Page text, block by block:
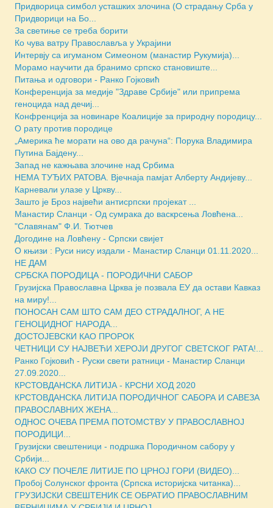
Придворица симбол усташких злочина (О страдању Срба у
Придворици на Бо...
За светиње се треба борити
Ко чува ватру Православља у Украјини
Интервју са игуманом Симеоном (манастир Рукумија)...
Морамо научити да бранимо српско становиште...
Питања и одговори - Ранко Гојковић
Конференција за медије "Здраве Србије" или припрема
геноцида над дечиј...
Конфренција за новинаре Коалиције за природну породицу...
О рату против породице
„Америка ће морати на ово да рачуна“: Порука Владимира
Путина Бајдену...
Запад не кажњава злочине над Србима
НЕМА ТУЂИХ РАТОВА. Вјечнаја памјат Алберту Андијеву...
Карневали улазе у Цркву...
Зашто је Броз највећи антисрпски пројекат ...
Манастир Сланци - Од сумрака до васкрсења Ловћена...
"Славянам" Ф.И. Тютчев
Догодине на Ловћену - Српски свијет
О књизи : Руси нису издали - Манастир Сланци 01.11.2020...
НЕ ДАМ
СРБСКА ПОРОДИЦА - ПОРОДИЧНИ САБОР
Грузијска Православна Црква је позвала ЕУ да остави Кавказ
на миру!...
ПОНОСАН САМ ШТО САМ ДЕО СТРАДАЛНОГ, А НЕ
ГЕНОЦИДНОГ НАРОДА...
ДОСТОЈЕВСКИ КАО ПРОРОК
ЧЕТНИЦИ СУ НАЈВЕЋИ ХЕРОЈИ ДРУГОГ СВЕТСКОГ РАТА!...
Ранко Гојковић - Руски свети ратници - Манастир Сланци
27.09.2020...
КРСТОВДАНСКА ЛИТИЈА - КРСНИ ХОД 2020
КРСТОВДАНСКА ЛИТИЈА ПОРОДИЧНОГ САБОРА И САВЕЗА
ПРАВОСЛАВНИХ ЖЕНА...
ОДНОС ОЧЕВА ПРЕМА ПОТОМСТВУ У ПРАВОСЛАВНОЈ
ПОРОДИЦИ...
Грузијски свештеници - подршка Породичном сабору у
Србији...
КАКО СУ ПОЧЕЛЕ ЛИТИЈЕ ПО ЦРНОЈ ГОРИ (ВИДЕО)...
Пробој Солунског фронта (Српска историјска читанка)...
ГРУЗИЈСКИ СВЕШТЕНИК СЕ ОБРАТИО ПРАВОСЛАВНИМ